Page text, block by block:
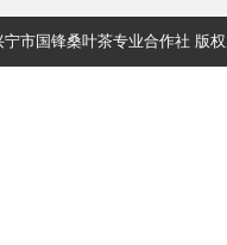
市国锋桑叶茶专业合作社 版